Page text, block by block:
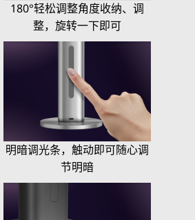
180°轻松调整角度收纳、调
整，旋转一下即可
明暗调光条，触动即可随心调
节明暗